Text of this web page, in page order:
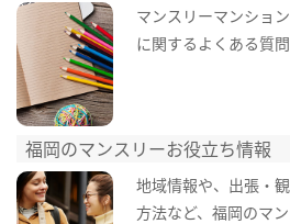
マンスリーマンショ
に関するよくある質
福岡のマンスリーお役立ち情報
地域情報や、出張・
方法など、福岡のマ